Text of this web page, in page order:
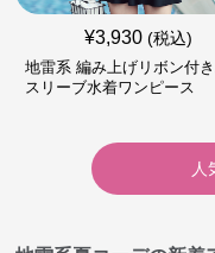
¥3,930 (税込)
地雷系 編み上げリボン付
スリーブ水着ワンピース
人